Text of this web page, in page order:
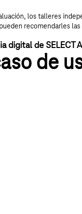
los talleres
recomendarles las
digital de SELECT
de